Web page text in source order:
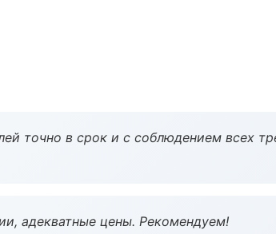
точно в срок и с соблюдением всех
адекватные цены. Рекомендуем!